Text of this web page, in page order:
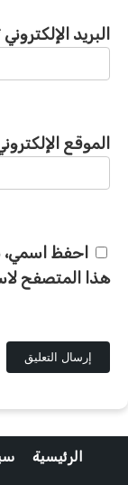
البريد الإلكتروني*
الموقع الإلكتروني
احفظ اسمي،
هذا المتصفح
الرئيسية